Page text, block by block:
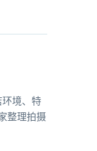
境、特
整理拍摄